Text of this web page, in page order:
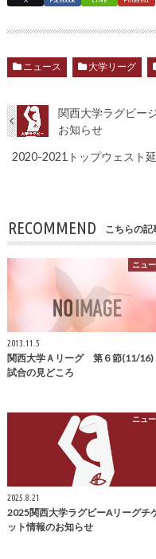
ニュース 大学リーグ
関西大学ラグビー
お知らせ
2020-2021トップウェスト
RECOMMEND こちらの記
ニュ
2013.11.5
関西大学Ａリーグ 第６節(11/
試合の見どころ
ニュ
2025.8.21
2025関西大学ラグビーAリーグチ
ット情報のお知らせ